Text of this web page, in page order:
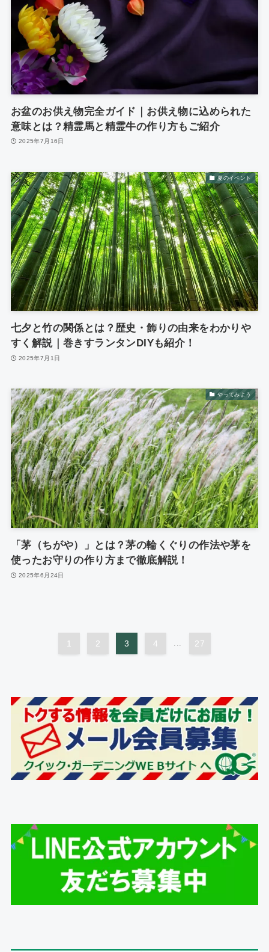
お盆のお供え物完全ガイド｜お供え物に込められた
意味とは？精霊馬と精霊牛の作り方もご紹介
2025年7月16日
夏のイベント
七夕と竹の関係とは？歴史・飾りの由来をわかりや
すく解説｜巻きすランタンDIYも紹介！
2025年7月1日
やってみよう
「茅（ちがや）」とは？茅の輪くぐりの作法や茅を
使ったお守りの作り方まで徹底解説！
2025年6月24日
1 2 3 4 ... 27